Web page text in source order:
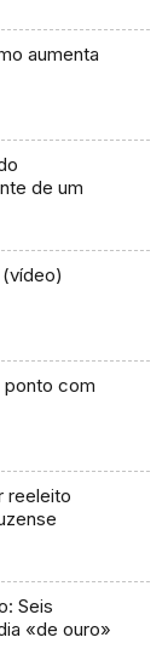
aumenta
de um
ponto com
reeleito
Seis
«de ouro»